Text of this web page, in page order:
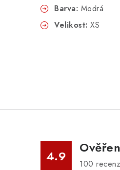
Barva: Modrá
Velikost: XS
4.9 100